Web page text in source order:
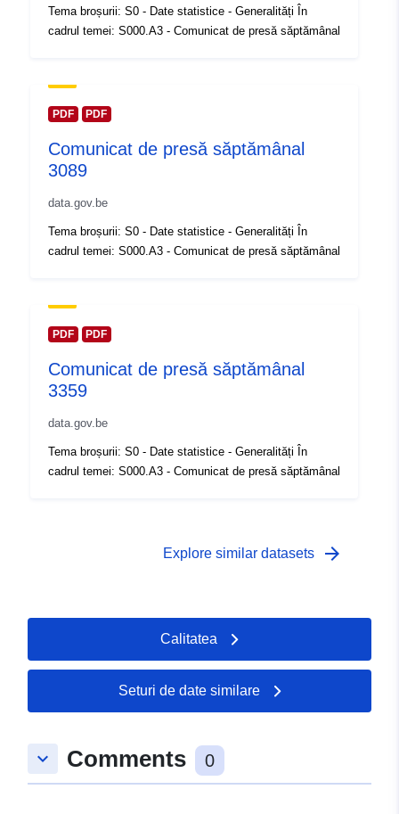
Registru catalog: Adăugat la data.europa.eu:
2024
[ 6.41, 51.51 ], [ 6.41, 49.49 ],
uriRef:
Drepturi de
acces:
public
temporală:
-
31 December 2004
Tema broșurii: S0 - Date statistice - Generalități În
cadrul temei: S000.A3 - Comunicat de presă săptămânal
PDF PDF
Comunicat de presă săptămânal
3089
data.gov.be
Tema broșurii: S0 - Date statistice - Generalități În
cadrul temei: S000.A3 - Comunicat de presă săptămânal
PDF PDF
Comunicat de presă săptămânal
3359
data.gov.be
Tema broșurii: S0 - Date statistice - Generalități În
cadrul temei: S000.A3 - Comunicat de presă săptămânal
Explore similar datasets arrow_forward
Calitatea
Seturi de date similare
keyboard_arrow_down Comments 0